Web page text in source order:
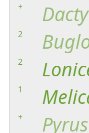
+
2
2
1
+ Pyrus